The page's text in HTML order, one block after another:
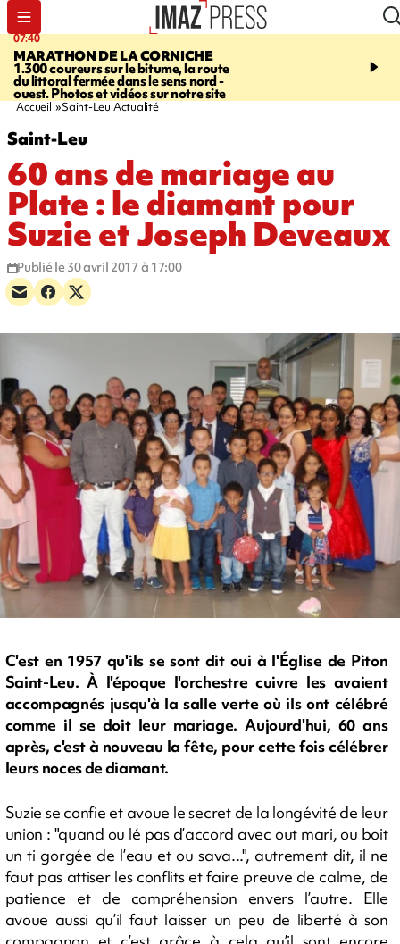
07:40
MARATHON DE LA CORNICHE
1.300 coureurs sur le bitume, la route
du littoral fermée dans le sens nord -
ouest. Photos et vidéos sur notre site
10:33
l’enfance - une
Accueil Saint-Leu Actualité
Saint-Leu
60 ans de mariage au
Plate : le diamant pour
Suzie et Joseph Deveaux
Publié le 30 avril 2017 à 17:00
C'est en 1957 qu'ils se sont dit oui à l'Église de Piton
Saint-Leu. À l'époque l'orchestre cuivre les avaient
accompagnés jusqu'à la salle verte où ils ont célébré
comme il se doit leur mariage. Aujourd'hui, 60 ans
après, c'est à nouveau la fête, pour cette fois célébrer
leurs noces de diamant.
Suzie se confie et avoue le secret de la longévité de leur
union : "quand ou lé pas d’accord avec out mari, ou boit
un ti gorgée de l’eau et ou sava...", autrement dit, il ne
faut pas attiser les conflits et faire preuve de calme, de
patience et de compréhension envers l’autre. Elle
avoue aussi qu’il faut laisser un peu de liberté à son